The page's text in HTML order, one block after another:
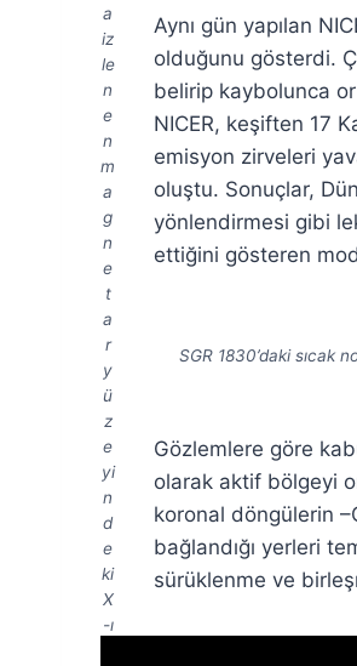
a
iz
le
n
e
n
m
a
g
n
e
t
a
r
y
ü
z
e
yi
n
d
e
ki
X
-ı
Aynı gün yapılan
olduğunu gösterdi.
belirip kaybolunca
NICER, keşiften 17
emisyon zirveleri
oluştu. Sonuçlar,
yönlendirmesi gibi
ettiğini gösteren
SGR 1830’daki sıcak
Gözlemlere göre
olarak aktif bölgeyi
koronal döngülerin
bağlandığı yerleri
sürüklenme ve